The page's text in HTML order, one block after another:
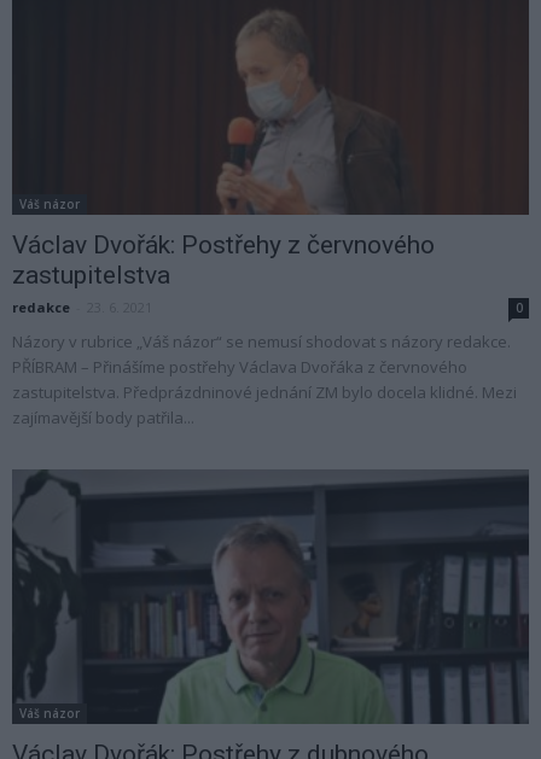
Váš názor
Václav Dvořák: Postřehy z červnového
zastupitelstva
redakce 0
Názory v rubrice „Váš názor“ se nemusí shodovat s názory redakce.
PŘÍBRAM – Přinášíme postřehy Václava Dvořáka z červnového
zastupitelstva. Předprázdninové jednání ZM bylo docela klidné. Mezi
zajímavější body patřila...
Váš názor